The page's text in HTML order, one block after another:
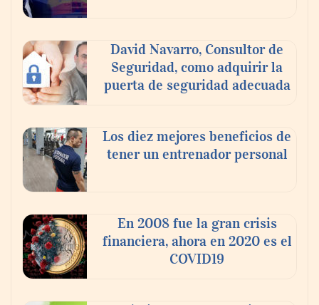
‘El ransomware se puede vencer. No
Ricardo Palacio Escobar
David Navarro, Consultor de
Seguridad, como adquirir la
puerta de seguridad adecuada
Los diez mejores beneficios de
tener un entrenador personal
En 2008 fue la gran crisis
financiera, ahora en 2020 es el
COVID19